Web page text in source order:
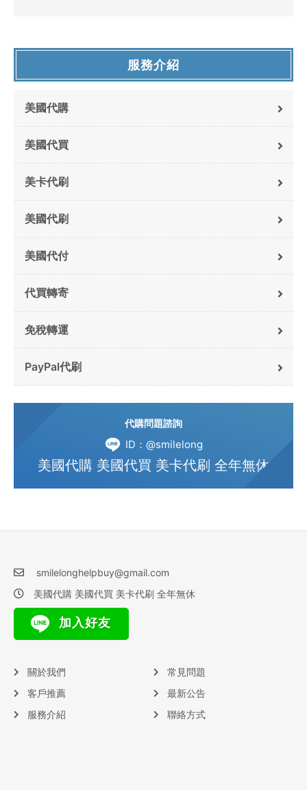
服務介紹
美國代購
美國代買
美卡代刷
美國代刷
美國代付
代買轉寄
免稅轉運
PayPal代刷
代購問題諮詢
ID：@smilelong
美國代購 美國代買 美卡代刷 全年無休
smilelonghelpbuy@gmail.com
美國代購 美國代買 美卡代刷 全年無休
加入好友
關於我們
客戶推薦
服務介紹
常見問題
最新公告
聯絡方式